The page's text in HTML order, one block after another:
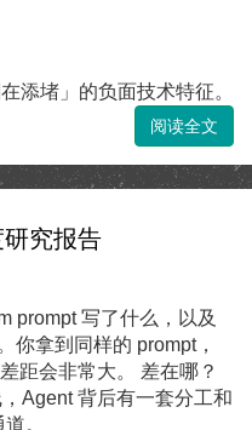
添堵」的负面技术特征。
阅读全文
研究报告
prompt 写了什么，以及
你拿到同样的 prompt，
距会非常大。 差在哪？
Agent 背后有一套分工和
。